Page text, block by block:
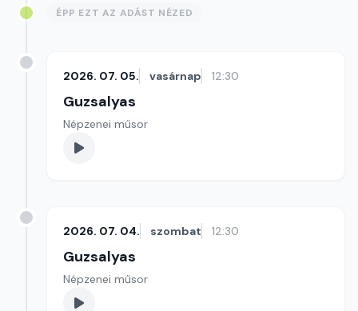
ÉPP EZT AZ ADÁST NÉZED
2026. 07. 05. vasárnap 12:30
Guzsalyas
Népzenei műsor
2026. 07. 04. szombat 12:30
Guzsalyas
Népzenei műsor